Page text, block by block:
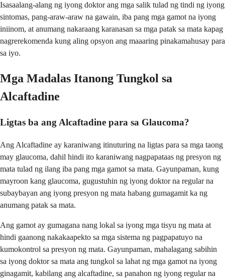
Isasaalang-alang ng iyong doktor ang mga salik tulad ng tindi ng iyong
sintomas, pang-araw-araw na gawain, iba pang mga gamot na iyong
iniinom, at anumang nakaraang karanasan sa mga patak sa mata kapag
nagrerekomenda kung aling opsyon ang maaaring pinakamahusay para
sa iyo.
Mga Madalas Itanong Tungkol sa
Alcaftadine
Ligtas ba ang Alcaftadine para sa Glaucoma?
Ang Alcaftadine ay karaniwang itinuturing na ligtas para sa mga taong
may glaucoma, dahil hindi ito karaniwang nagpapataas ng presyon ng
mata tulad ng ilang iba pang mga gamot sa mata. Gayunpaman, kung
mayroon kang glaucoma, gugustuhin ng iyong doktor na regular na
subaybayan ang iyong presyon ng mata habang gumagamit ka ng
anumang patak sa mata.
Ang gamot ay gumagana nang lokal sa iyong mga tisyu ng mata at
hindi gaanong nakakaapekto sa mga sistema ng pagpapatuyo na
kumokontrol sa presyon ng mata. Gayunpaman, mahalagang sabihin
sa iyong doktor sa mata ang tungkol sa lahat ng mga gamot na iyong
ginagamit, kabilang ang alcaftadine, sa panahon ng iyong regular na